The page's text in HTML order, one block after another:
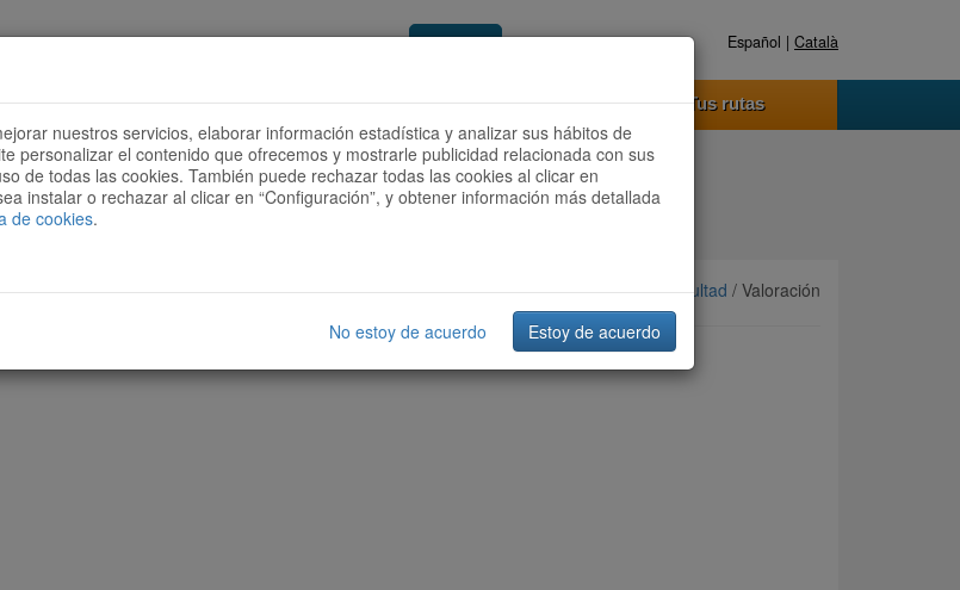
Acceder Registrate ahora Español | Català
Quieres ser colaborador? Cómo funciona Tus rutas
Ordenar por:Más recientes/Dificultad / Valoración
nuestros servicios, elaborar información estadística y analizar sus hábitos de
personalizar el contenido que ofrecemos y mostrarle publicidad relacionada con sus
de todas las cookies. También puede rechazar todas las cookies al clicar en
instalar o rechazar al clicar en “Configuración”, y obtener información más detallada
de cookies.
No estoy de acuerdo Estoy de acuerdo